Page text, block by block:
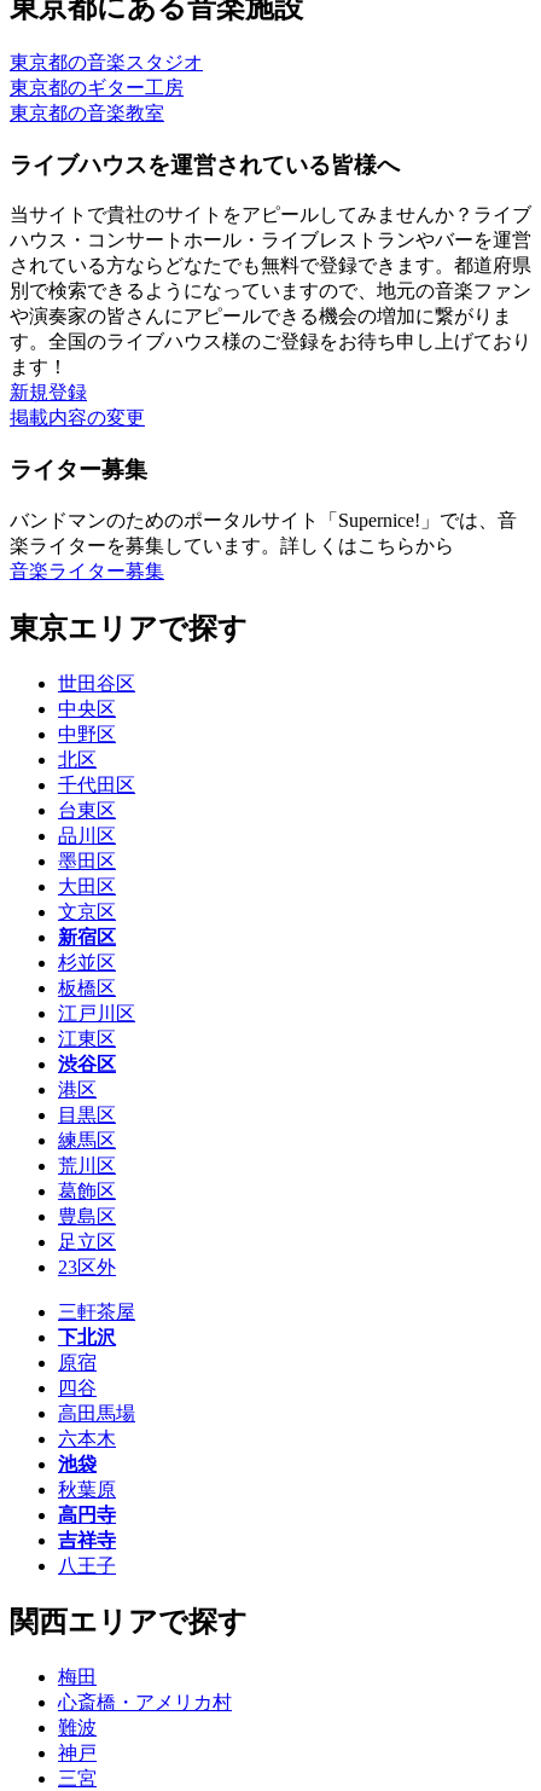
東京都にある音楽施設
東京都の音楽スタジオ
東京都のギター工房
東京都の音楽教室
ライブハウスを運営されている皆様へ
当サイトで貴社のサイトをアピールしてみませんか？ライブ
ハウス・コンサートホール・ライブレストランやバーを運営
されている方ならどなたでも無料で登録できます。都道府県
別で検索できるようになっていますので、地元の音楽ファン
や演奏家の皆さんにアピールできる機会の増加に繋がりま
す。全国のライブハウス様のご登録をお待ち申し上げており
ます！
新規登録
掲載内容の変更
ライター募集
バンドマンのためのポータルサイト「Supernice!」では、音
楽ライターを募集しています。詳しくはこちらから
音楽ライター募集
東京エリアで探す
世田谷区
中央区
中野区
北区
千代田区
台東区
品川区
墨田区
大田区
文京区
新宿区
杉並区
板橋区
江戸川区
江東区
渋谷区
港区
目黒区
練馬区
荒川区
葛飾区
豊島区
足立区
23区外
三軒茶屋
下北沢
原宿
四谷
高田馬場
六本木
池袋
秋葉原
高円寺
吉祥寺
八王子
関西エリアで探す
梅田
心斎橋・アメリカ村
難波
神戸
三宮